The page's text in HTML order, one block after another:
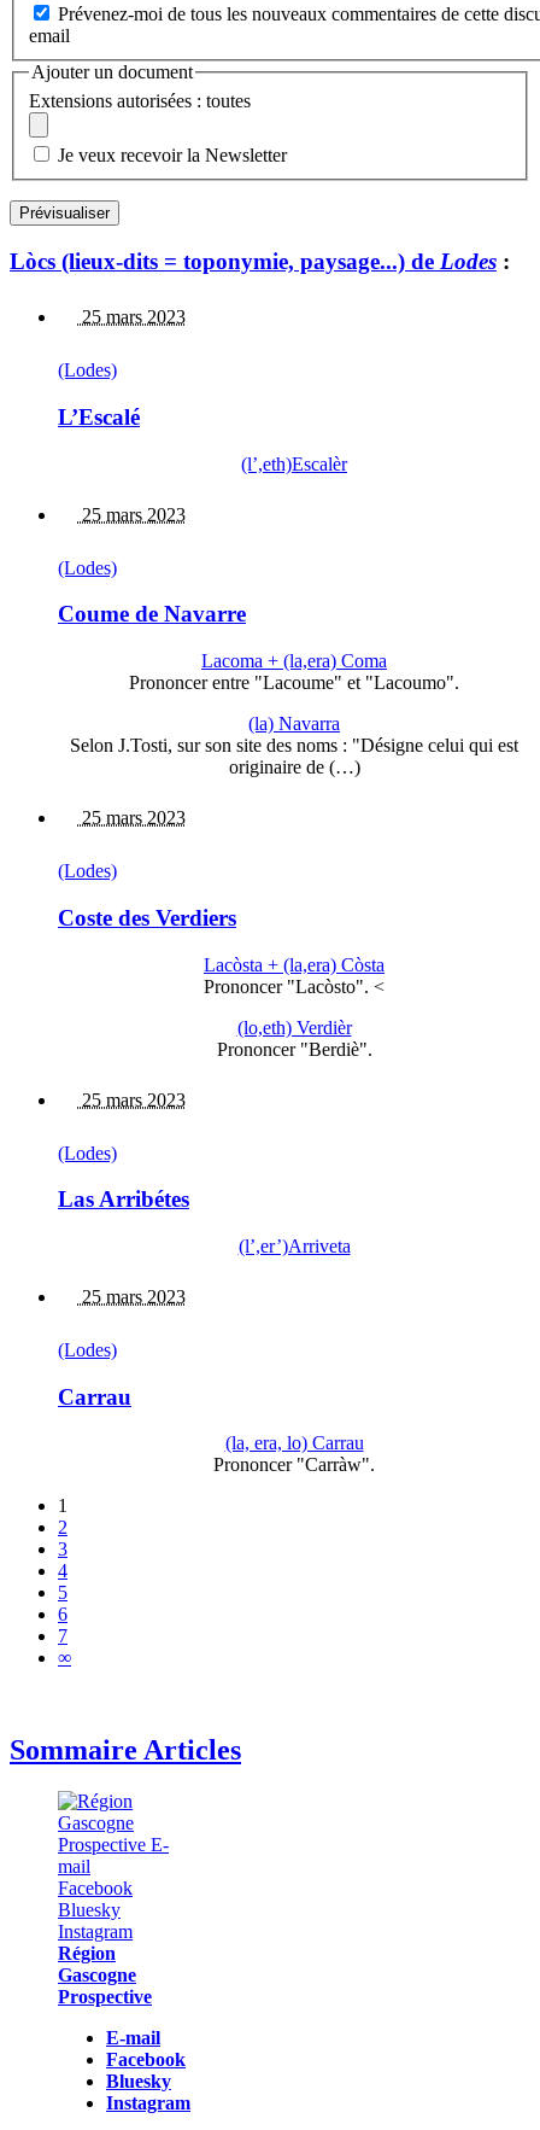
Prévenez-moi de tous les nouveaux commentaires de cette
email
Ajouter un document
Extensions autorisées : toutes
Je veux recevoir la Newsletter
Lòcs (lieux-dits = toponymie, paysage...) de Lodes :
25 mars 2023
(Lodes)
L’Escalé
(l’,eth)Escalèr
25 mars 2023
(Lodes)
Coume de Navarre
Lacoma + (la,era) Coma
Prononcer entre "Lacoume" et "Lacoumo".
(la) Navarra
Selon J.Tosti, sur son site des noms : "Désigne celui qui est
originaire de (…)
25 mars 2023
(Lodes)
Coste des Verdiers
Lacòsta + (la,era) Còsta
Prononcer "Lacòsto". <
(lo,eth) Verdièr
Prononcer "Berdiè".
25 mars 2023
(Lodes)
Las Arribétes
(l’,er’)Arriveta
25 mars 2023
(Lodes)
Carrau
(la, era, lo) Carrau
Prononcer "Carràw".
1
2
3
4
5
6
7
∞
Sommaire Articles
Région
Gascogne
Prospective
E-mail
Facebook
Bluesky
Instagram